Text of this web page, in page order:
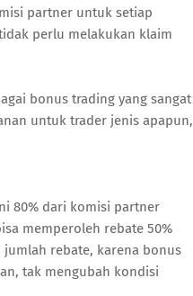
partner untuk setiap
perlu melakukan klaim
bonus trading yang sangat
untuk trader jenis apapun,
80% dari komisi partner
memperoleh rebate 50%
jumlah rebate, karena bonus
tak mengubah kondisi